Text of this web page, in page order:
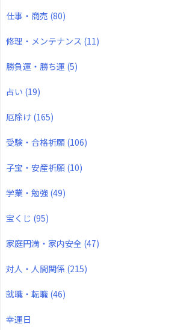
仕事・商売 (80)
修理・メンテナンス (11)
勝負運・勝ち運 (5)
占い (19)
厄除け (165)
受験・合格祈願 (106)
子宝・安産祈願 (10)
学業・勉強 (49)
宝くじ (95)
家庭円満・家内安全 (47)
対人・人間関係 (215)
就職・転職 (46)
幸運日